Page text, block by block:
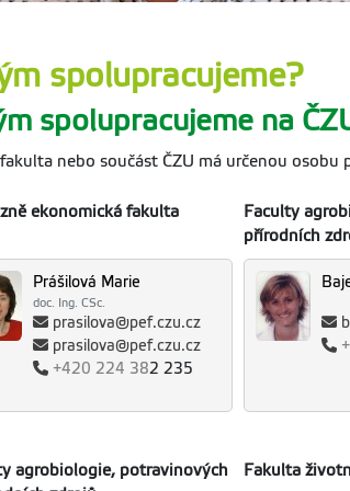
přímé práci s lidmi s různým postižením či znevýhodněním,
se seniory, osobami s mentálním postižením a žáky ze
znevýhodněného prostředí.
spolupracujeme?
spolupracujeme na
fakulta nebo součást ČZU má určenou
ekonomická fakulta
Faculty
přírodních
Prášilová Marie
doc. Ing. CSc.
prasilova@pef.czu.cz
prasilova@pef.czu.cz
+420 224 382 235
agrobiologie, potravinových
Fakulta